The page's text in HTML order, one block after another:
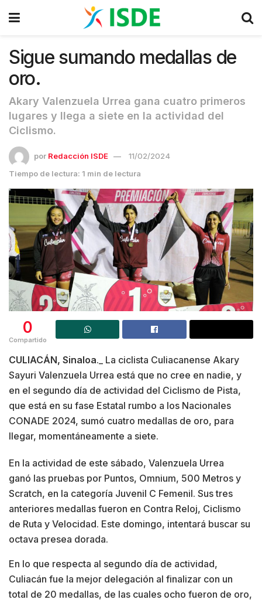
Sigue sumando medallas de
oro.
Akary Valenzuela Urrea gana cuatro primeros
lugares y llega a siete en la actividad del
Ciclismo.
por Redacción ISDE
11/02/2024
Tiempo de lectura: 1 min de lectura
0
Compartido
CULIACÁN, Sinaloa._ La ciclista Culiacanense Akary
Sayuri Valenzuela Urrea está que no cree en nadie, y
en el segundo día de actividad del Ciclismo de Pista,
que está en su fase Estatal rumbo a los Nacionales
CONADE 2024, sumó cuatro medallas de oro, para
llegar, momentáneamente a siete.
En la actividad de este sábado, Valenzuela Urrea
ganó las pruebas por Puntos, Omnium, 500 Metros y
Scratch, en la categoría Juvenil C Femenil. Sus tres
anteriores medallas fueron en Contra Reloj, Ciclismo
de Ruta y Velocidad. Este domingo, intentará buscar su
octava presea dorada.
En lo que respecta al segundo día de actividad,
Culiacán fue la mejor delegación al finalizar con un
total de 20 medallas, de las cuales ocho fueron de oro,